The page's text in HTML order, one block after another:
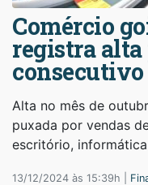
Comércio
registra alta
consecutivo
Alta no mês de
puxada por vendas
escritório,
13/12/2024 às 15:39h |